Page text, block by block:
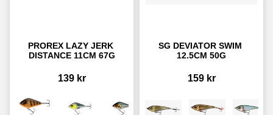
PROREX LAZY JERK
DISTANCE 11CM 67G
139kr
SG DEVIATOR SWIM
12.5CM 50G
159kr